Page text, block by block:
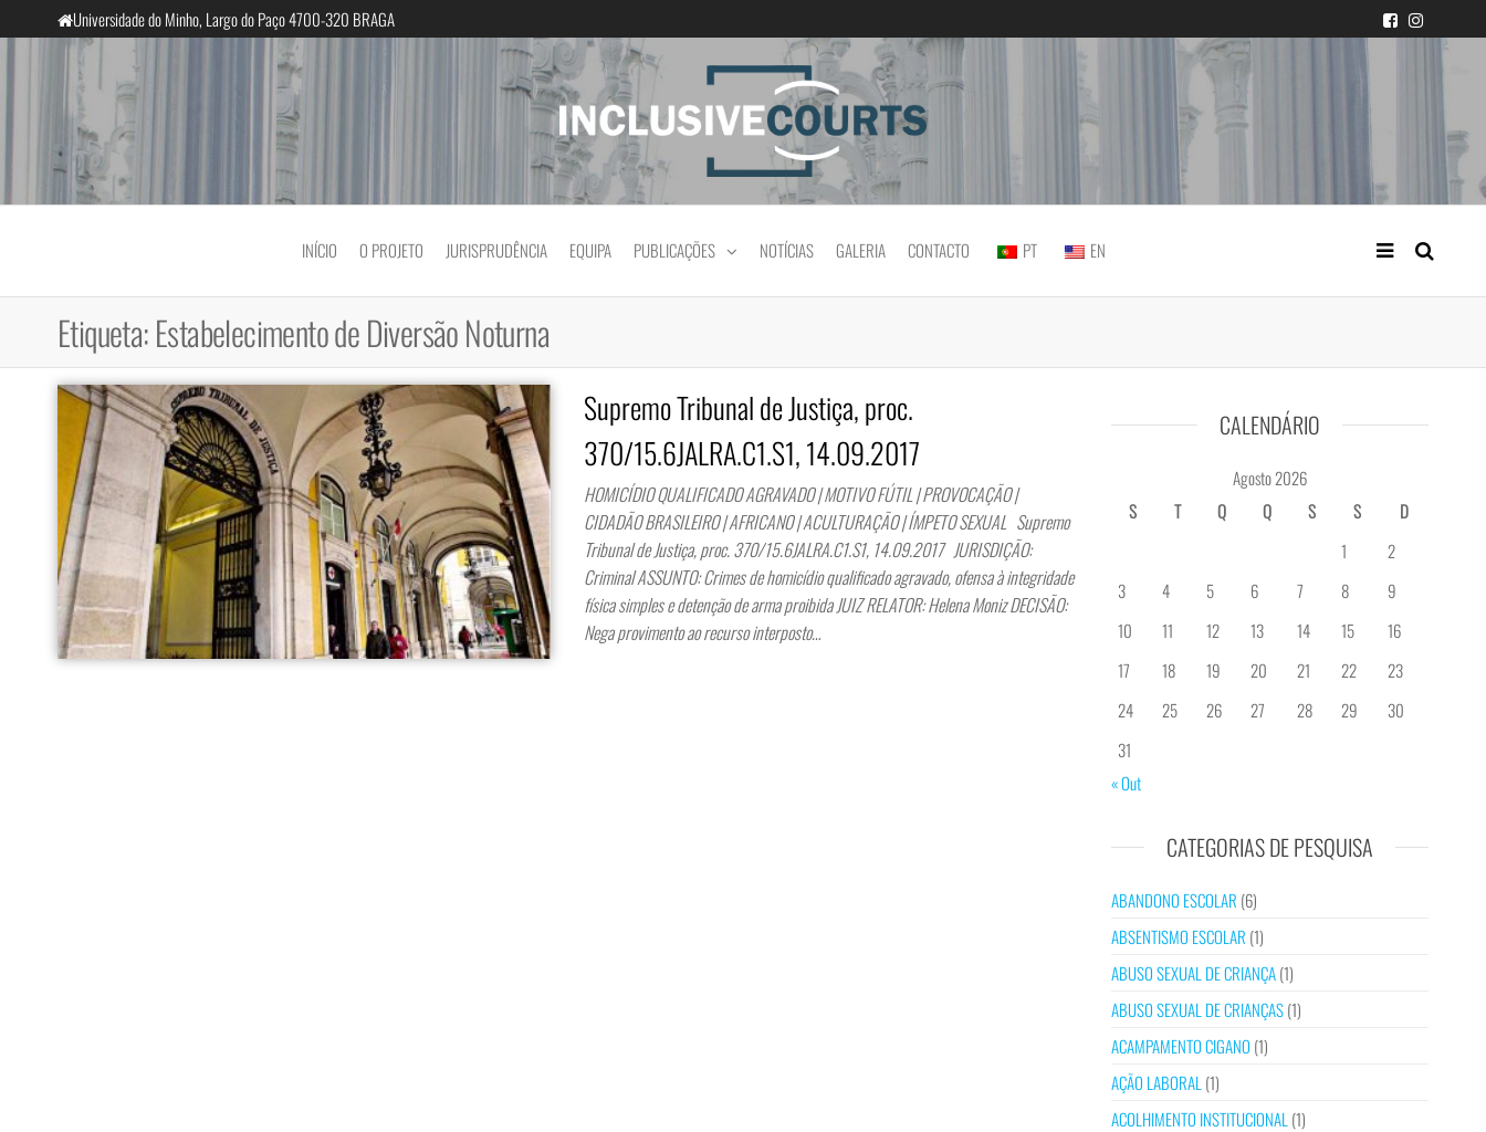
para
Universidade do Minho, Largo do Paço 4700-320 BRAGA
InclusiveCourts Igualdade e diferença cultural na prática judicial portuguesa
INÍCIO O PROJETO JURISPRUDÊNCIA EQUIPA PUBLICAÇÕES NOTÍCIAS GALERIA CONTACTO PT EN
Etiqueta:Estabelecimento de Diversão Noturna
Supremo Tribunal de Justiça, proc.
370/15.6JALRA.C1.S1, 14.09.2017
HOMICÍDIO QUALIFICADO AGRAVADO | MOTIVO FÚTIL | PROVOCAÇÃO |
CIDADÃO BRASILEIRO | AFRICANO | ACULTURAÇÃO | ÍMPETO SEXUAL Supremo
Tribunal de Justiça, proc. 370/15.6JALRA.C1.S1, 14.09.2017 JURISDIÇÃO:
Criminal ASSUNTO: Crimes de homicídio qualificado agravado, ofensa à integridade
física simples e detenção de arma proibida JUIZ RELATOR: Helena Moniz DECISÃO:
Nega provimento ao recurso interposto…
CALENDÁRIO
Agosto 2026
S
T Q Q S S
D
1
2
3
4 5 6 7 8
9
10
11 12 13 14 15
16
17
18 19 20 21 22
23
24
25 26 27 28 29
30
31
« Out
CATEGORIAS DE PESQUISA
ABANDONO ESCOLAR (6)
ABSENTISMO ESCOLAR (1)
ABUSO SEXUAL DE CRIANÇA(1)
ABUSO SEXUAL DE CRIANÇAS(1)
ACAMPAMENTO CIGANO (1)
AÇÃO LABORAL (1)
ACOLHIMENTO INSTITUCIONAL (1)